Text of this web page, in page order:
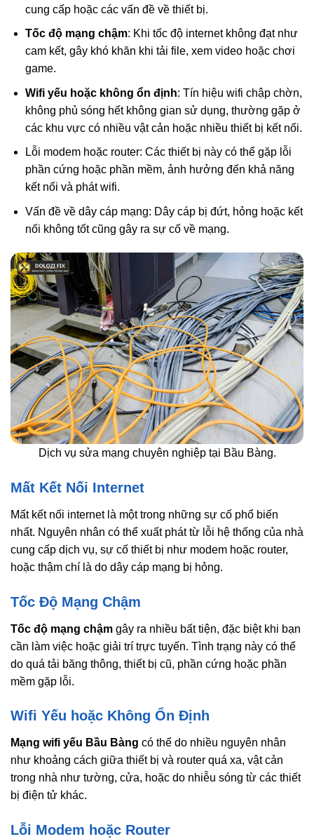
cung cấp hoặc các vấn đề về thiết bị.
Tốc độ mạng chậm: Khi tốc độ internet không đạt như
cam kết, gây khó khăn khi tải file, xem video hoặc chơi
game.
Wifi yếu hoặc không ổn định: Tín hiệu wifi chập chờn,
không phủ sóng hết không gian sử dụng, thường gặp ở
các khu vực có nhiều vật cản hoặc nhiều thiết bị kết nối.
Lỗi modem hoặc router: Các thiết bị này có thể gặp lỗi
phần cứng hoặc phần mềm, ảnh hưởng đến khả năng
kết nối và phát wifi.
Vấn đề về dây cáp mạng: Dây cáp bị đứt, hỏng hoặc kết
nối không tốt cũng gây ra sự cố về mạng.
Dịch vụ sửa mạng chuyên nghiệp tại Bầu Bàng.
Mất Kết Nối Internet
Mất kết nối internet là một trong những sự cố phổ biến
nhất. Nguyên nhân có thể xuất phát từ lỗi hệ thống của nhà
cung cấp dịch vụ, sự cố thiết bị như modem hoặc router,
hoặc thậm chí là do dây cáp mạng bị hỏng.
Tốc Độ Mạng Chậm
Tốc độ mạng chậm gây ra nhiều bất tiện, đặc biệt khi bạn
cần làm việc hoặc giải trí trực tuyến. Tình trạng này có thể
do quá tải băng thông, thiết bị cũ, phần cứng hoặc phần
mềm gặp lỗi.
Wifi Yếu hoặc Không Ổn Định
Mạng wifi yếu Bầu Bàng có thể do nhiều nguyên nhân
như khoảng cách giữa thiết bị và router quá xa, vật cản
trong nhà như tường, cửa, hoặc do nhiễu sóng từ các thiết
bị điện tử khác.
Lỗi Modem hoặc Router